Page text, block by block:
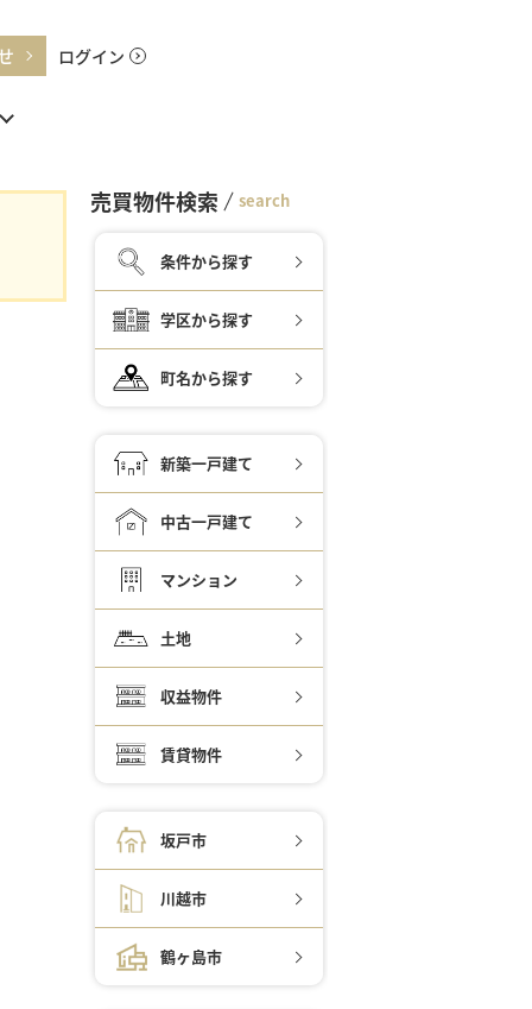
ログイン
売買物件検索 search
条件から探す
学区から探す
町名から探す
新築一戸建て
中古一戸建て
マンション
土地
収益物件
賃貸物件
坂戸市
川越市
鶴ヶ島市